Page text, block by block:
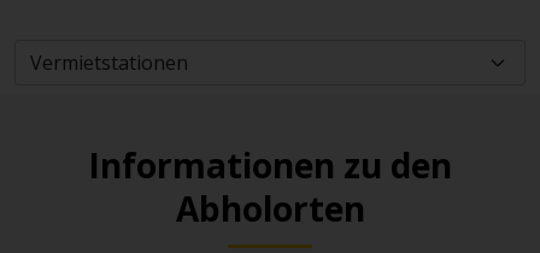
Informationen zu den
Abholorten